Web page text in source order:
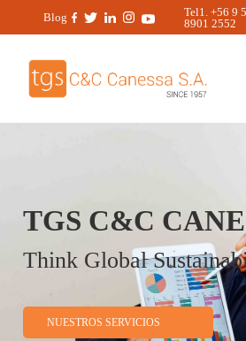
Blog
Tel1. +56 9
8901 2552
TGS C&C
Think Global
NUESTROS SERVICIOS